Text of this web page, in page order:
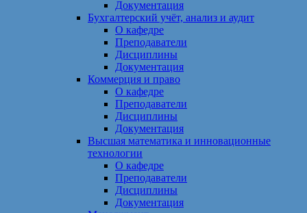
Документация
Бухгалтерский учёт, анализ и аудит
О кафедре
Преподаватели
Дисциплины
Документация
Коммерция и право
О кафедре
Преподаватели
Дисциплины
Документация
Высшая математика и инновационные
технологии
О кафедре
Преподаватели
Дисциплины
Документация